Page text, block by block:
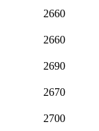
2660
2660
2690
2670
2700